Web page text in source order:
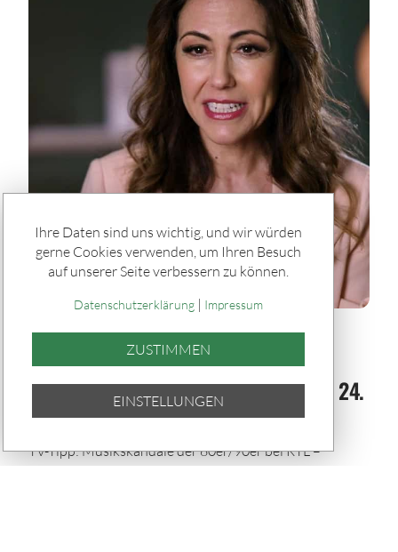
Rätseln & Service / Ratgeber
TV-Tipp: „Boykotte, Eskalationen &
Skandale – Musik für die Ewigkeit" am 24.
Juli bei RTL
TV-Tipp: Musikskandale der 80er/90er bei RTL –
Ihre Daten sind uns wichtig, und wir würden
gerne Cookies verwenden, um Ihren Besuch
auf unserer Seite verbessern zu können.
Datenschutzerklärung| Impressum
ZUSTIMMEN
EINSTELLUNGEN